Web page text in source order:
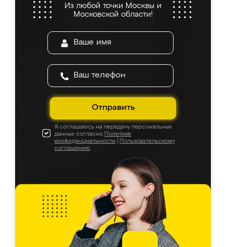
Из любой точки Москвы и
Московской области!
Отправить
Я соглашаюсь на передачу персональных
данных согласно Политике
конфиденциальности
Пользовательскому
соглашению